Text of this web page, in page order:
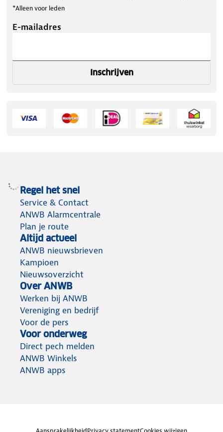
*Alleen voor leden
E-mailadres
Inschrijven
Regel het snel
Service & Contact
ANWB Alarmcentrale
Plan je route
Altijd actueel
ANWB nieuwsbrieven
Kampioen
Nieuwsoverzicht
Over ANWB
Werken bij ANWB
Vereniging en bedrijf
Voor de pers
Voor onderweg
Direct pech melden
ANWB Winkels
ANWB apps